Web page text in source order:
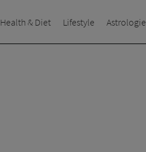
Health & Diet Lifestyle Astrologie